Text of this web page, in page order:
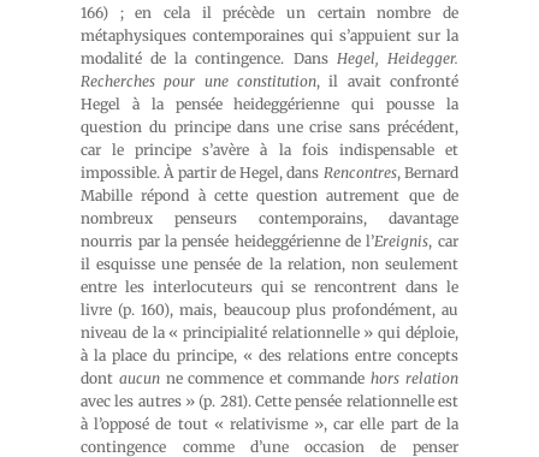
166) ; en cela il précède un certain nombre de
métaphysiques contemporaines qui s’appuient sur la
modalité de la contingence. Dans Hegel, Heidegger.
Recherches pour une constitution, il avait confronté
Hegel à la pensée heideggérienne qui pousse la
question du principe dans une crise sans précédent,
car le principe s’avère à la fois indispensable et
impossible. À partir de Hegel, dans Rencontres, Bernard
Mabille répond à cette question autrement que de
nombreux penseurs contemporains, davantage
nourris par la pensée heideggérienne de l’Ereignis, car
il esquisse une pensée de la relation, non seulement
entre les interlocuteurs qui se rencontrent dans le
livre (p. 160), mais, beaucoup plus profondément, au
niveau de la « principialité relationnelle » qui déploie,
à la place du principe, « des relations entre concepts
dont aucunne commence et commandehors relation
avec les autres » (p. 281). Cette pensée relationnelle est
à l’opposé de tout « relativisme », car elle part de la
contingence comme d’une occasion de penser